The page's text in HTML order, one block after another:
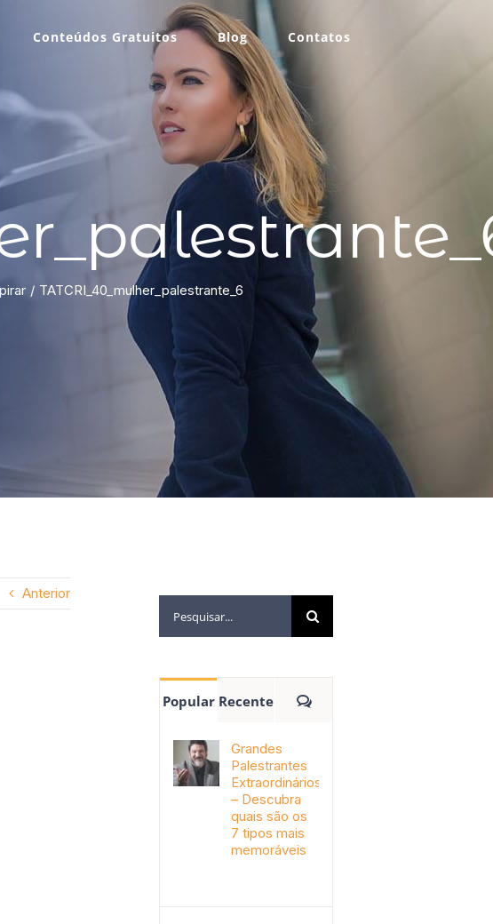
Conteúdos Gratuitos Blog Contatos
TATCRI_40_mulher_palestrante_6
Anterior
Popular Recente
Grandes
Palestrantes
Extraordinários
– Descubra
quais são os
7 tipos mais
memoráveis